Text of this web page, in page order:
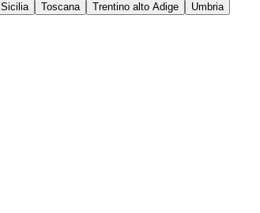
Sicilia Toscana Trentino alto Adige
Umbria